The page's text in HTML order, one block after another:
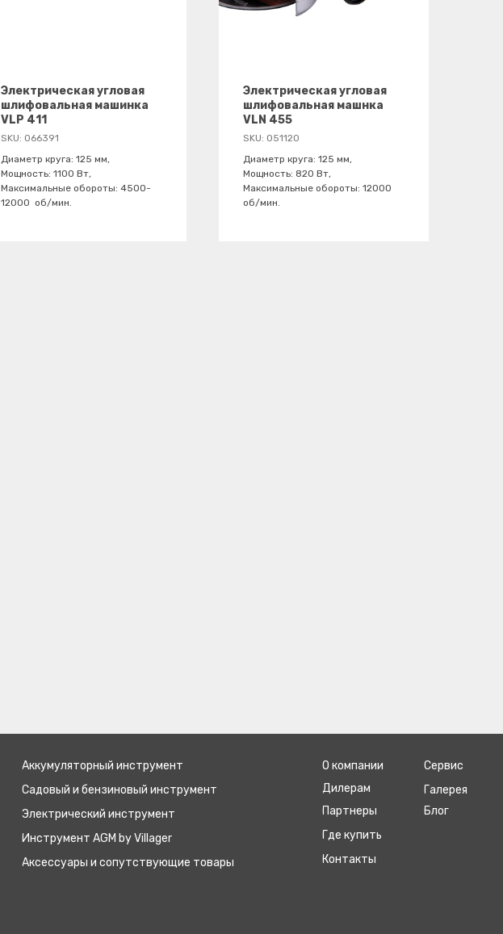
Электрическая угловая
шлифовальная машинка
VLP 411
SKU: 066391
Диаметр круга: 125 мм,
Мощность: 1100 Вт,
Максимальные обороты: 4500-
12000 об/мин.
Электрическая угловая
шлифовальная машнка
VLN 455
SKU: 051120
Диаметр круга: 125 мм,
Мощность: 820 Вт,
Максимальные обороты: 12000
об/мин.
Аккумуляторный инструмент
Садовый и бензиновый инструмент
Электрический инструмент
Инструмент AGM by Villager
Дилерам
О компании
Где купить
Контакты
Аксессуары и сопутствующие товары
Сервис
Галерея
Блог
Партнеры